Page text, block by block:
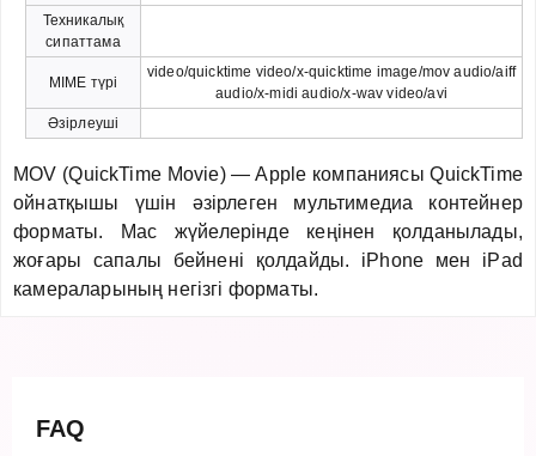
Техникалық
сипаттама
MIME түрі
video/quicktime video/x-quicktime image/mov audio/aiff
audio/x-midi audio/x-wav video/avi
Әзірлеуші
MOV (QuickTime Movie) — Apple компаниясы QuickTime
ойнатқышы үшін әзірлеген мультимедиа контейнер
форматы. Mac жүйелерінде кеңінен қолданылады,
жоғары сапалы бейнені қолдайды. iPhone мен iPad
камераларының негізгі форматы.
FAQ